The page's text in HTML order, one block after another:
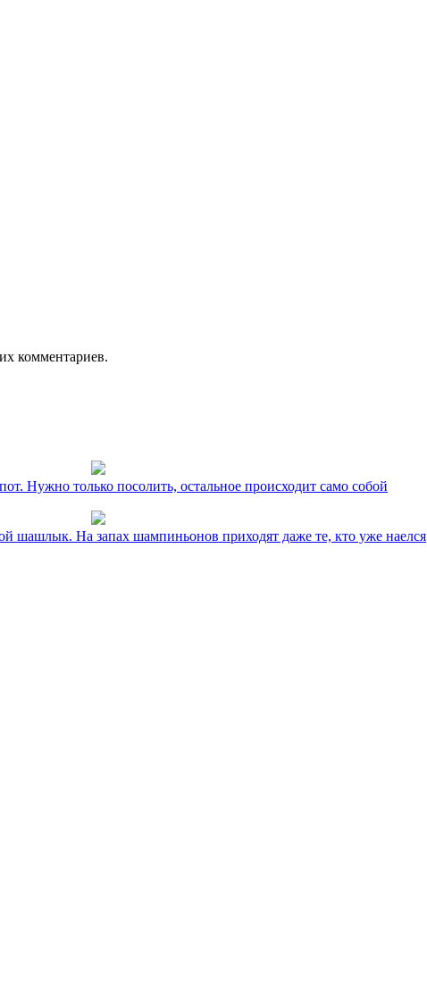
комментариев.
Нужно только посолить, остальное происходит само собой
шашлык. На запах шампиньонов приходят даже те, кто уже наелся